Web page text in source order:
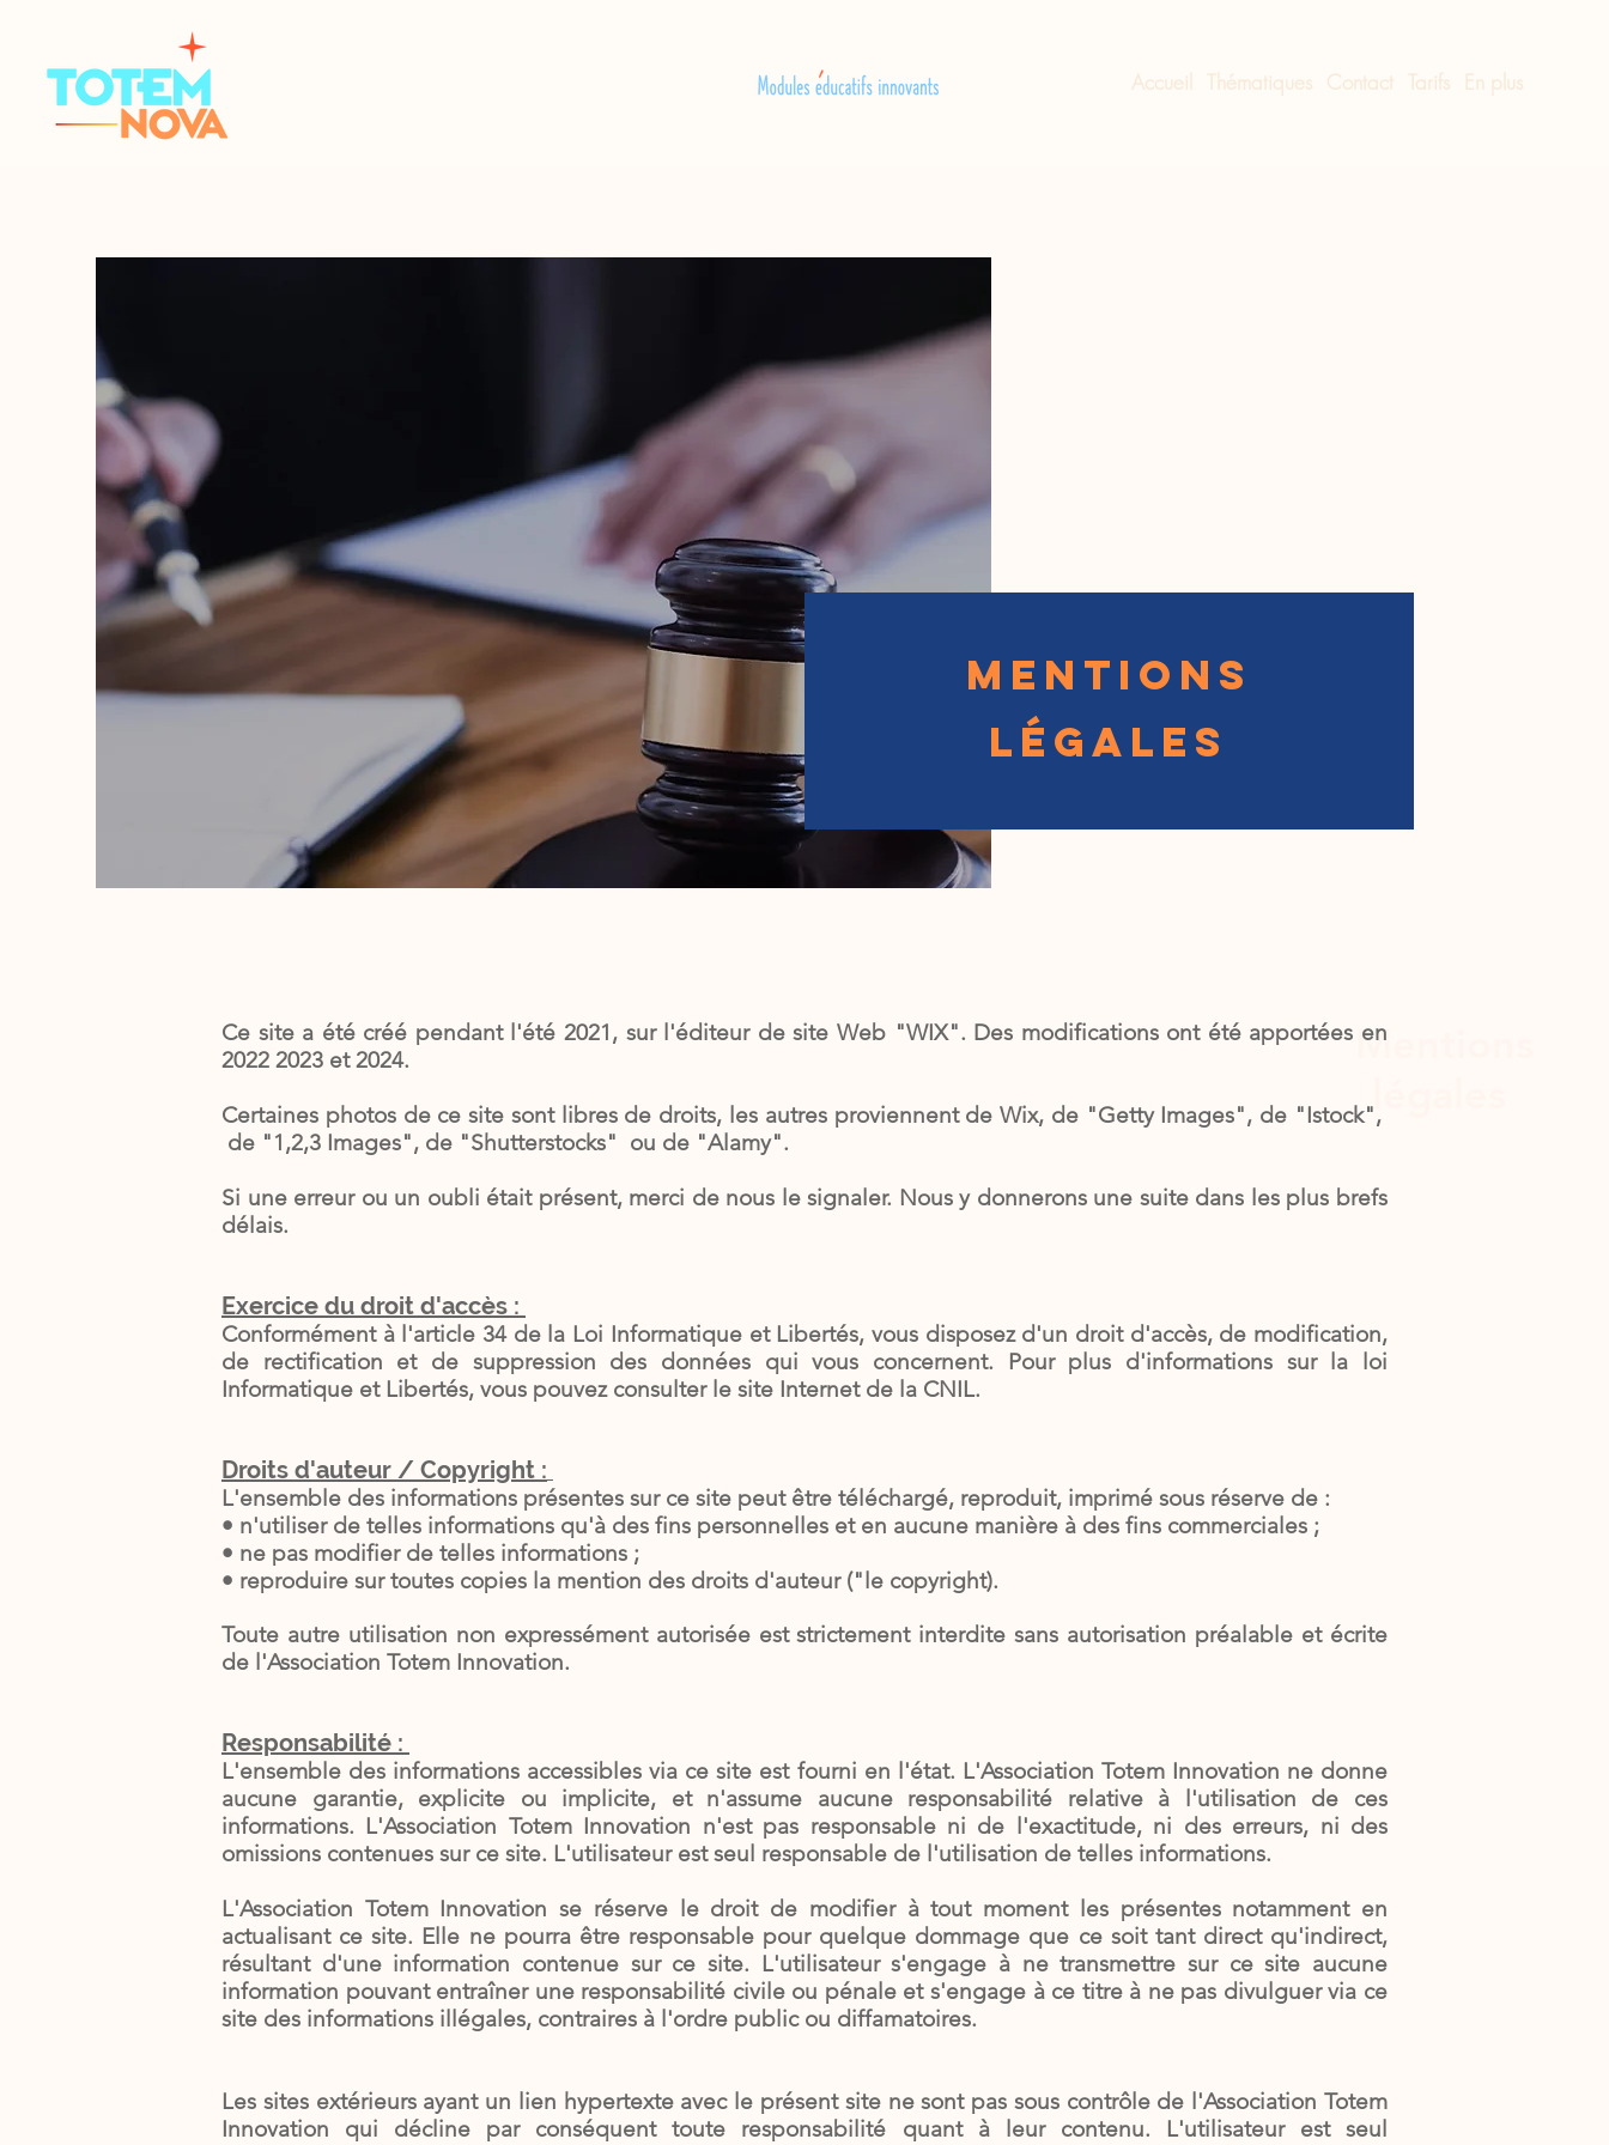
Accueil Thématiques Contact Tarifs En plus
MENTIONS
L ÉGALES
Mentions
légales
Ce site a été créé pendant l'été 2021, sur l'éditeur de site Web "WIX". Des modifications ont été apportées en
2022 2023 et 2024.
Certaines photos de ce site sont libres de droits, les autres proviennent de Wix, de "Getty Images", de "Istock",
de "1,2,3 Images", de "Shutterstocks" ou de "Alamy".
Si une erreur ou un oubli était présent, merci de nous le signaler. Nous y donnerons une suite dans les plus brefs
délais.
Exercice du droit d'accès :
Conformément à l'article 34 de la Loi Informatique et Libertés, vous disposez d'un droit d'accès, de modification,
de rectification et de suppression des données qui vous concernent. Pour plus d'informations sur la loi
Informatique et Libertés, vous pouvez consulter le site Internet de la CNIL.
Droits d'auteur / Copyright :
L'ensemble des informations présentes sur ce site peut être téléchargé, reproduit, imprimé sous réserve de :
• n'utiliser de telles informations qu'à des fins personnelles et en aucune manière à des fins commerciales ;
• ne pas modifier de telles informations ;
• reproduire sur toutes copies la mention des droits d'auteur ("le copyright).
Toute autre utilisation non expressément autorisée est strictement interdite sans autorisation préalable et écrite
de l'Association Totem Innovation.
Responsabilité :
L'ensemble des informations accessibles via ce site est fourni en l'état. L'Association Totem Innovation ne donne
aucune garantie, explicite ou implicite, et n'assume aucune responsabilité relative à l'utilisation de ces
informations. L'Association Totem Innovation n'est pas responsable ni de l'exactitude, ni des erreurs, ni des
omissions contenues sur ce site. L'utilisateur est seul responsable de l'utilisation de telles informations.
L'Association Totem Innovation se réserve le droit de modifier à tout moment les présentes notamment en
actualisant ce site. Elle ne pourra être responsable pour quelque dommage que ce soit tant direct qu'indirect,
résultant d'une information contenue sur ce site. L'utilisateur s'engage à ne transmettre sur ce site aucune
information pouvant entraîner une responsabilité civile ou pénale et s'engage à ce titre à ne pas divulguer via ce
site des informations illégales, contraires à l'ordre public ou diffamatoires.
Les sites extérieurs ayant un lien hypertexte avec le présent site ne sont pas sous contrôle de l'Association Totem
Innovation qui décline par conséquent toute responsabilité quant à leur contenu. L'utilisateur est seul